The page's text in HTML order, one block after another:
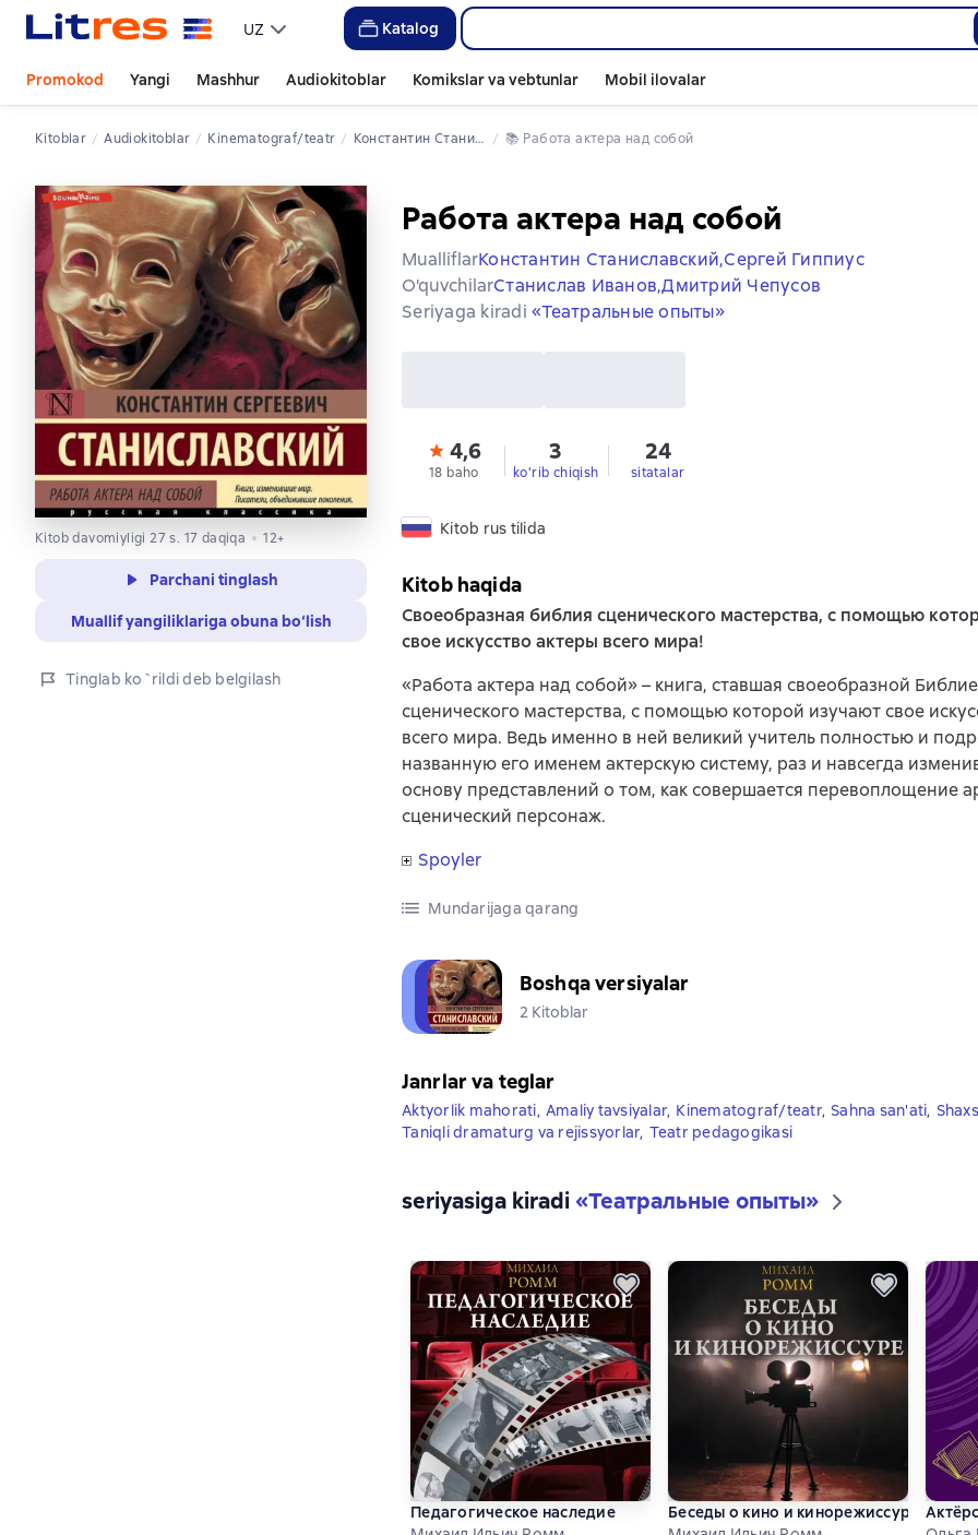
UZ Katalog
Promokod Yangi Mashhur Audiokitoblar Komikslar va vebtunlar Mobil ilovalar
Kitoblar Audiokitoblar kinematograf/teatr Константин Станиславский 📚 Работа актера над собой
Kitob davomiyligi 27 s. 17 daqiqa 12+
Parchani tinglash
Muallif yangiliklariga obuna bo‘lish
Tinglab ko`rildi deb belgilash
Работа актера над собой
MualliflarКонстантин Станиславский,Сергей Гиппиус
O'quvchilarСтанислав Иванов,Дмитрий Чепусов
Seriyaga kiradi «Театральные опыты»
4,6
18 baho
3
ko'rib chiqish
24
sitatalar
Kitob rus tilida
Kitob haqida
Своеобразная библия сценического мастерства, с помощью
свое искусство актеры всего мира!
«Работа актера над собой» – книга, ставшая своеобразной
сценического мастерства, с помощью которой изучают свое
всего мира. Ведь именно в ней великий учитель полностью и
названную его именем актерскую систему, раз и навсегда
основу представлений о том, как совершается перевоплощение
сценический персонаж.
Spoyler
Mundarijaga qarang
Boshqa versiyalar
2 Kitoblar
Janrlar va teglar
Aktyorlik mahorati, Amaliy tavsiyalar, Kinematograf/teatr, Sahna san'ati,
Taniqli dramaturg va rejissyorlar, Teatr pedagogikasi
seriyasiga kiradi«Театральные опыты»
Педагогическое наследие
Беседы о кино и кинорежиссуре